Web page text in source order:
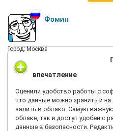
Фомин
Город: Москва
впечатление
Оценили удобство работы с
что данные можно хранить и
залить в облако. Самую
облаке, так и доступ удобен с
данные в безопасности.